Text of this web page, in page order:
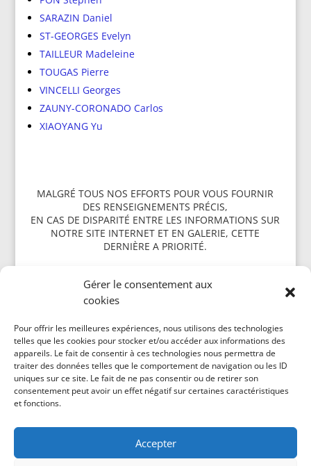
Gérer le consentement aux
cookies
Pour offrir les meilleures expériences, nous utilisons des technologies
telles que les cookies pour stocker et/ou accéder aux informations des
appareils. Le fait de consentir à ces technologies nous permettra de
traiter des données telles que le comportement de navigation ou les ID
uniques sur ce site. Le fait de ne pas consentir ou de retirer son
consentement peut avoir un effet négatif sur certaines caractéristiques
et fonctions.
Accepter
SARAZIN Daniel
ST-GEORGES Evelyn
TAILLEUR Madeleine
TOUGAS Pierre
VINCELLI Georges
ZAUNY-CORONADO Carlos
XIAOYANG Yu
MALGRÉ TOUS NOS EFFORTS POUR VOUS FOURNIR
DES RENSEIGNEMENTS PRÉCIS,
EN CAS DE DISPARITÉ ENTRE LES INFORMATIONS SUR
NOTRE SITE INTERNET ET EN GALERIE, CETTE
DERNIÈRE A PRIORITÉ.